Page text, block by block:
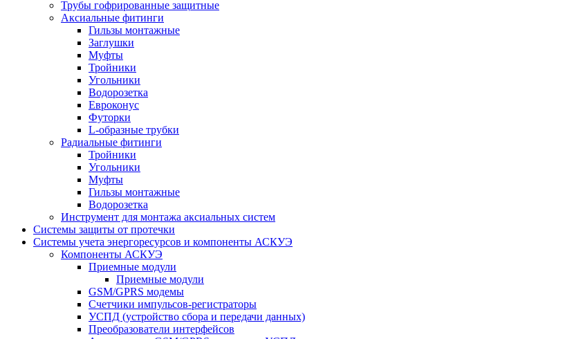
Трубы гофрированные защитные
Аксиальные фитинги
Гильзы монтажные
Заглушки
Муфты
Тройники
Угольники
Водорозетка
Евроконус
Футорки
L-образные трубки
Радиальные фитинги
Тройники
Угольники
Муфты
Гильзы монтажные
Водорозетка
Инструмент для монтажа аксиальных систем
Системы защиты от протечки
Системы учета энергоресурсов и компоненты АСКУЭ
Компоненты АСКУЭ
Приемные модули
Приемные модули
GSM/GPRS модемы
Счетчики импульсов-регистраторы
УСПД (устройство сбора и передачи данных)
Преобразователи интерфейсов